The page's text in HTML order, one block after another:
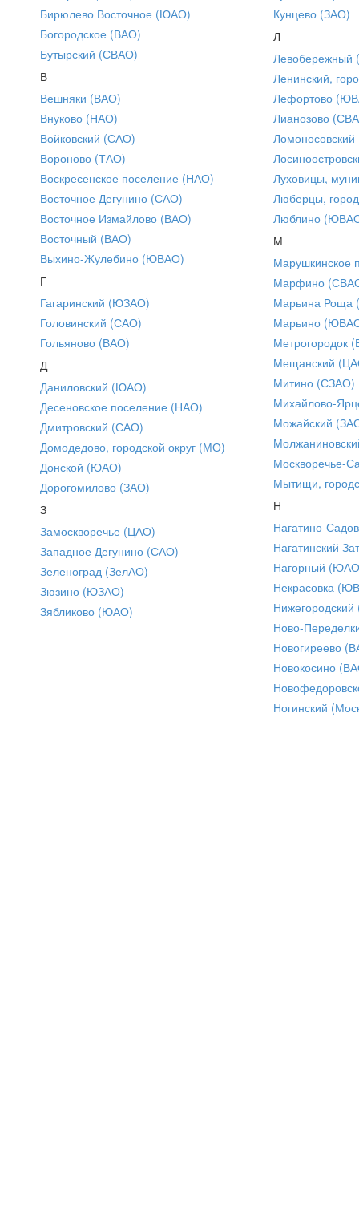
Бирюлево Восточное (ЮАО)
Богородское (ВАО)
Бутырский (СВАО)
В
Вешняки (ВАО)
Внуково (НАО)
Войковский (САО)
Вороново (ТАО)
Воскресенское поселение (НАО)
Восточное Дегунино (САО)
Восточное Измайлово (ВАО)
Восточный (ВАО)
Выхино-Жулебино (ЮВАО)
Г
Гагаринский (ЮЗАО)
Головинский (САО)
Гольяново (ВАО)
Д
Даниловский (ЮАО)
Десеновское поселение (НАО)
Дмитровский (САО)
Домодедово, городской округ (МО)
Донской (ЮАО)
Дорогомилово (ЗАО)
З
Замоскворечье (ЦАО)
Западное Дегунино (САО)
Зеленоград (ЗелАО)
Зюзино (ЮЗАО)
Зябликово (ЮАО)
Кунцево (ЗАО)
Л
Ленинский,
Лефортово
Лианозово
Луховицы,
Люберцы,
Люблино
М
Марушкинское
Марфино
Марьина Роща
Марьино
Метрогородок
Мещанский
Митино (СЗАО)
Михайлово-
Можайский
Москворечье-
Мытищи,
Н
Нагатино-
Нагатинский
Нагорный
Некрасовка
Ново-
Новогиреево
Новокосино
Ногинский